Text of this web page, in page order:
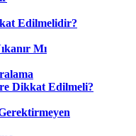
Edilmelidir?
Mı
Dikkat Edilmeli?